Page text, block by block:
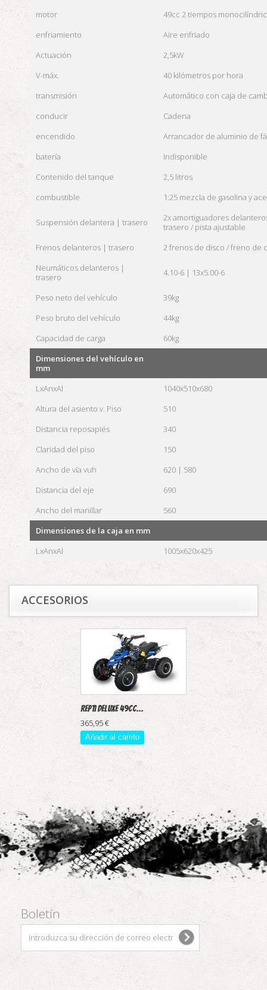
motor
49cc 2 tiempos
enfriamiento
Aire enfriado
Actuación
2,5kW
V-máx.
40 kilómetros por hora
transmisión
Automático con caja de
conducir
Cadena
encendido
Arrancador de aluminio de
batería
Indisponible
Contenido del tanque
2,5 litros
combustible
1:25 mezcla de gasolina y
Suspensión delantera | trasero
2x amortiguadores
trasero / pista ajustable
Frenos delanteros | trasero
2 frenos de disco / freno de
Neumáticos delanteros |
trasero
4.10-6 | 13x5.00-6
Peso neto del vehículo
39kg
Peso bruto del vehículo
44kg
Capacidad de carga
60kg
Dimensiones del vehículo en
mm
LxAnxAl
1040x510x680
Altura del asiento v. Piso
510
Distancia reposapiés
340
Claridad del piso
150
Ancho de vía vuh
620 | 580
Distancia del eje
690
Ancho del manillar
560
Dimensiones de la caja en mm
LxAnxAl
1005x620x425
ACCESORIOS
Repti Deluxe 49cc...
365,95 €
Añadir al carrito
Boletín